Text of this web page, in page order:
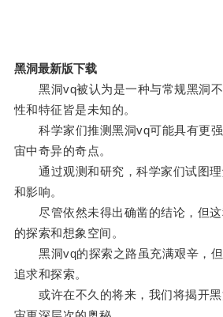
黑洞最新版下载
黑洞vq被认为是一种与常规黑洞不
性和特征皆是未知的。
科学家们推测黑洞vq可能具有更强
宙中奇异的奇点。
通过观测和研究，科学家们试图理
和影响。
尽管依然未得出确凿的结论，但这
的探索和想象空间。
黑洞vq的探索之路虽充满艰辛，但
追求和探索。
或许在不久的将来，我们将揭开黑